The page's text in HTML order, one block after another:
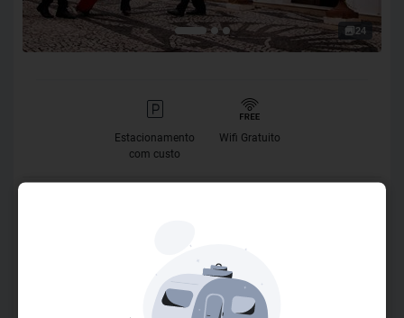
24
Estacionamento
com custo
Wifi Gratuito
Localizado no Centro Histórico de Curitiba, o Johnscher by
SJ Hotéis & Resort oferece aos hóspedes uma experiência
única que combina a riqueza arquitetônica do edifício,